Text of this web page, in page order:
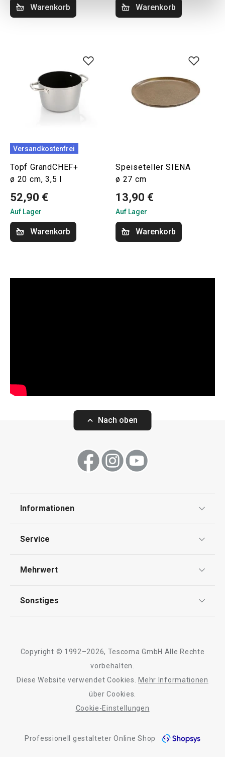
Warenkorb Warenkorb
Versandkostenfrei
Topf GrandCHEF+
ø 20 cm, 3,5 l
52,90 €
Auf Lager
Warenkorb
Speiseteller SIENA
ø 27 cm
13,90 €
Auf Lager
Warenkorb
Nach oben
Informationen
Impressum
Service
Kontaktformular
Mehrwert
Qualität
Sonstiges
Barrierefreiheit
Copyright © 1992–2026, Tescoma GmbH Alle Rechte
vorbehalten.
Diese Website verwendet Cookies.Mehr Informationen
über Cookies.
Cookie-Einstellungen
Professionell gestalteter Online Shop